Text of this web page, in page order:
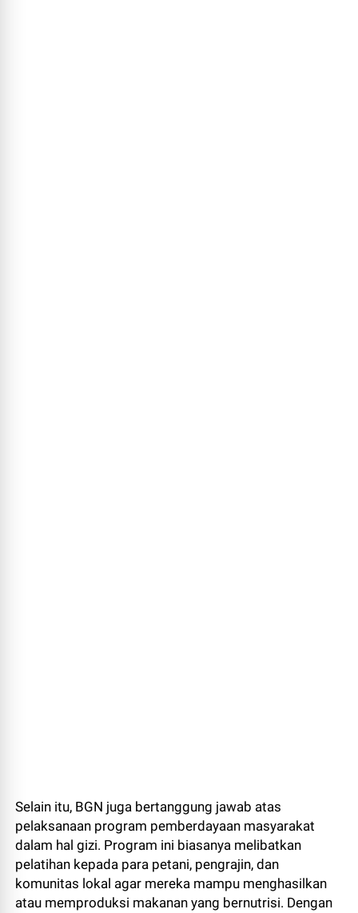
Selain itu, BGN juga bertanggung jawab atas
pelaksanaan program pemberdayaan masyarakat
dalam hal gizi. Program ini biasanya melibatkan
pelatihan kepada para petani, pengrajin, dan
komunitas lokal agar mereka mampu menghasilkan
atau memproduksi makanan yang bernutrisi. Dengan